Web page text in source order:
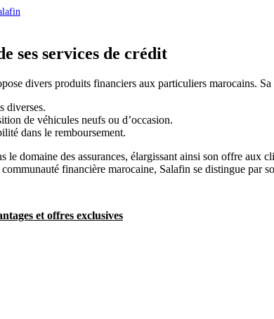
ses services de crédit
divers produits financiers aux particuliers marocains. Sa
diverses.
de véhicules neufs ou d’occasion.
dans le remboursement.
le domaine des assurances, élargissant ainsi son offre
financière marocaine, Salafin se distingue par
et offres exclusives